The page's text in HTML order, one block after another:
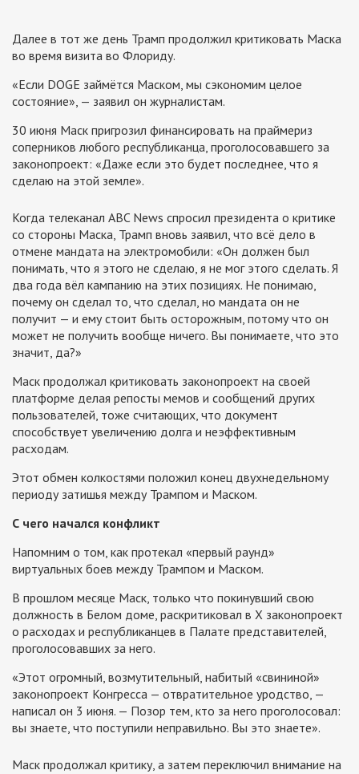
Далее в тот же день Трамп продолжил критиковать Маска
во время визита во Флориду.
«Если DOGE займётся Маском, мы сэкономим целое
состояние», — заявил он журналистам.
30 июня Маск пригрозил финансировать на праймериз
соперников любого республиканца, проголосовавшего за
законопроект: «Даже если это будет последнее, что я
сделаю на этой земле».
Когда телеканал ABC News спросил президента о критике
со стороны Маска, Трамп вновь заявил, что всё дело в
отмене мандата на электромобили: «Он должен был
понимать, что я этого не сделаю, я не мог этого сделать. Я
два года вёл кампанию на этих позициях. Не понимаю,
почему он сделал то, что сделал, но мандата он не
получит — и ему стоит быть осторожным, потому что он
может не получить вообще ничего. Вы понимаете, что это
значит, да?»
Маск продолжал критиковать законопроект на своей
платформе делая репосты мемов и сообщений других
пользователей, тоже считающих, что документ
способствует увеличению долга и неэффективным
расходам.
Этот обмен колкостями положил конец двухнедельному
периоду затишья между Трампом и Маском.
С чего начался конфликт
Напомним о том, как протекал «первый раунд»
виртуальных боев между Трампом и Маском.
В прошлом месяце Маск, только что покинувший свою
должность в Белом доме, раскритиковал в X законопроект
о расходах и республиканцев в Палате представителей,
проголосовавших за него.
«Этот огромный, возмутительный, набитый «свининой»
законопроект Конгресса — отвратительное уродство, —
написал он 3 июня. — Позор тем, кто за него проголосовал:
вы знаете, что поступили неправильно. Вы это знаете».
Маск продолжал критику, а затем переключил внимание на